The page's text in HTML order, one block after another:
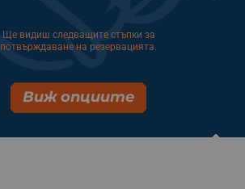
Ще видиш следващите стъпки за
потвърждаване на резервацията.
Виж опциите